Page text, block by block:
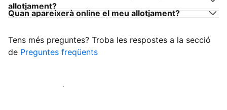
allotjament?
Quan apareixerà online el meu allotjament?
Tens més preguntes? Troba les respostes a la secció
de Preguntes freqüents
Comença a rebre clients